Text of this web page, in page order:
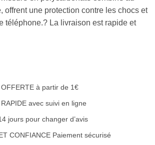
offrent une protection contre les chocs et
téléphone.? La livraison est rapide et
à partir de 1€
avec suivi en ligne
jours pour changer d’avis
CONFIANCE Paiement sécurisé